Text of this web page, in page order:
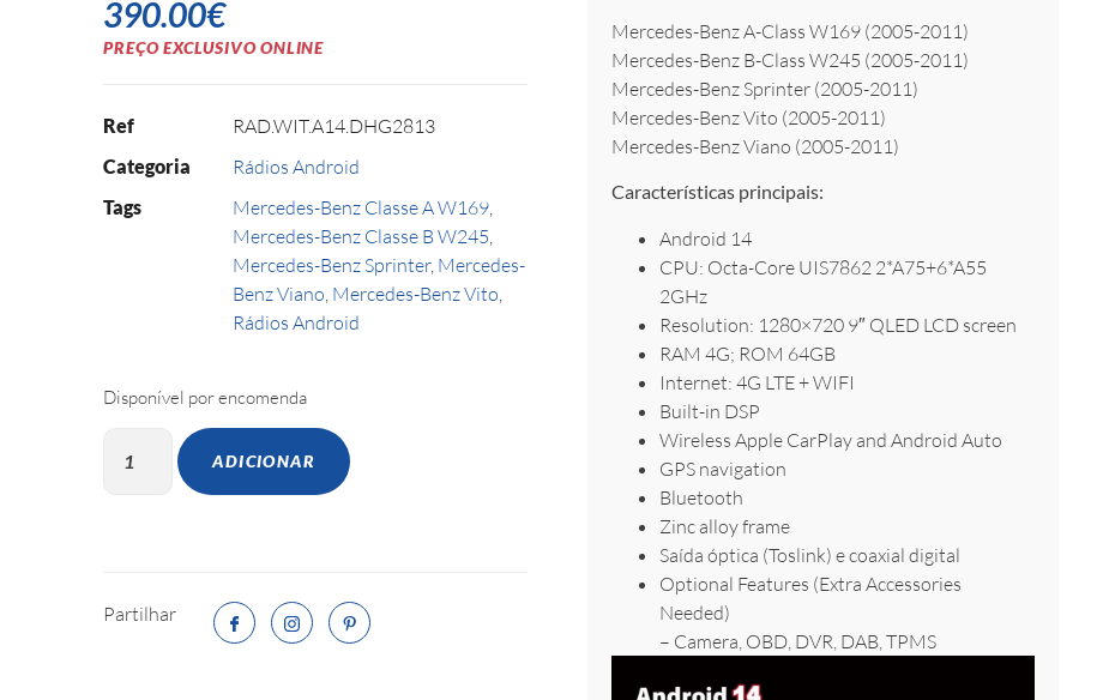
390.00€
PREÇO EXCLUSIVO ONLINE
Ref RAD.WIT.A14.DHG2813
Categoria Rádios Android
Tags Mercedes-Benz Classe A W169
Mercedes-Benz Classe B W245
Mercedes-Benz Sprinter, Mercedes-
Benz Viano Mercedes-Benz Vito
Rádios Android
Disponível por encomenda
ADICIONAR
Partilhar
Mercedes-Benz A-Class W169 (2005-2011)
Mercedes-Benz B-Class W245 (2005-2011)
Mercedes-Benz Sprinter (2005-2011)
Mercedes-Benz Vito (2005-2011)
Mercedes-Benz Viano (2005-2011)
Características principais:
Android 14
CPU: Octa-Core UIS7862 2*A75+6*A55
2GHz
Resolution: 1280×720 9″ QLED LCD screen
RAM 4G; ROM 64GB
Internet: 4G LTE + WIFI
Built-in DSP
Wireless Apple CarPlay and Android Auto
GPS navigation
Bluetooth
Zinc alloy frame
Saída óptica (Toslink) e coaxial digital
Optional Features (Extra Accessories
Needed)
– Camera, OBD, DVR, DAB, TPMS